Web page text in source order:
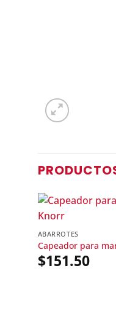
ABARROTES
Capeador para
$151.50